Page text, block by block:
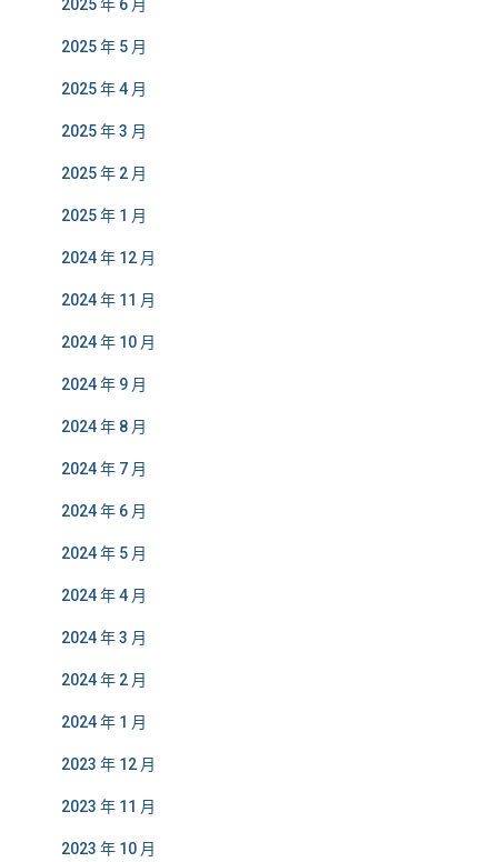
2025 年 6 月
2025 年 5 月
2025 年 4 月
2025 年 3 月
2025 年 2 月
2025 年 1 月
2024 年 12 月
2024 年 11 月
2024 年 10 月
2024 年 9 月
2024 年 8 月
2024 年 7 月
2024 年 6 月
2024 年 5 月
2024 年 4 月
2024 年 3 月
2024 年 2 月
2024 年 1 月
2023 年 12 月
2023 年 11 月
2023 年 10 月